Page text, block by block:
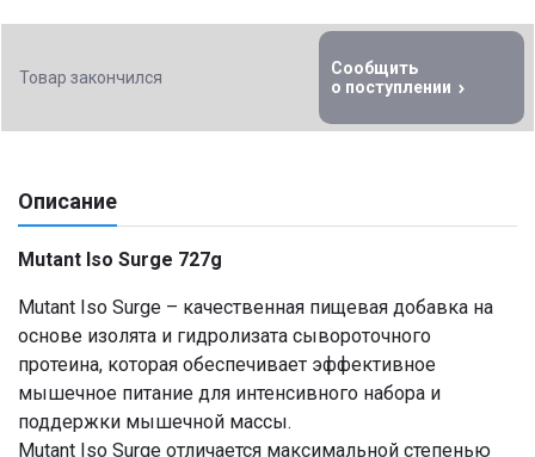
Товар закончился
Сообщить
о поступлении
Описание
Mutant Iso Surge 727g
Mutant Iso Surge – качественная пищевая добавка на
основе изолята и гидролизата сывороточного
протеина, которая обеспечивает эффективное
мышечное питание для интенсивного набора и
поддержки мышечной массы.
Mutant Iso Surge отличается максимальной степенью